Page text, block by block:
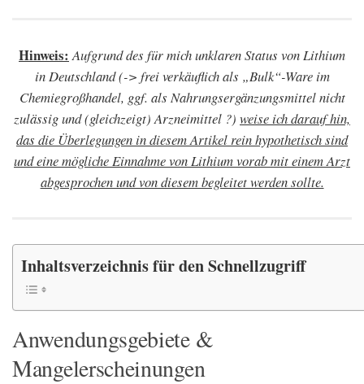
Hinweis: Aufgrund des für mich unklaren Status von Lithium
in Deutschland (-> frei verkäuflich als „Bulk“-Ware im
Chemiegroßhandel, ggf. als Nahrungsergänzungsmittel nicht
zulässig und (gleichzeigt) Arzneimittel ?) weise ich darauf hin,
das die Überlegungen in diesem Artikel rein hypothetisch sind
und eine mögliche Einnahme von Lithium vorab mit einem Arzt
abgesprochen und von diesem begleitet werden sollte.
Inhaltsverzeichnis für den Schnellzugriff
Anwendungsgebiete &
Mangelerscheinungen